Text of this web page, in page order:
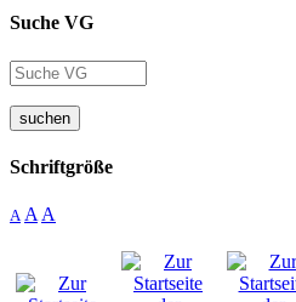
Suche VG
suchen
Schriftgröße
A A A